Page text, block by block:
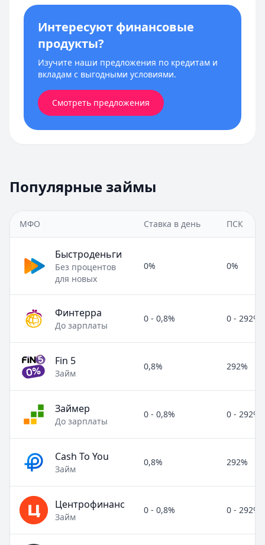
Интересуют финансовые
продукты?
Изучите наши предложения по кредитам и
вкладам с выгодными условиями.
Смотреть предложения
Популярные займы
МФО Ставка в день ПСК
Быстроденьги
Без процентов
для новых
0% 0%
Финтерра
До зарплаты
0 - 0,8% 0 - 292%
Fin 5
Займ
0,8% 292%
Займер
До зарплаты
0 - 0,8% 0 - 292%
Cash To You
Займ
0,8% 292%
Центрофинанс
Займ
0 - 0,8% 0 - 292%